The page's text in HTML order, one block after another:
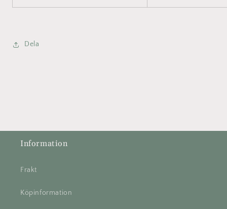
Dela
Information
Frakt
Köpinformation